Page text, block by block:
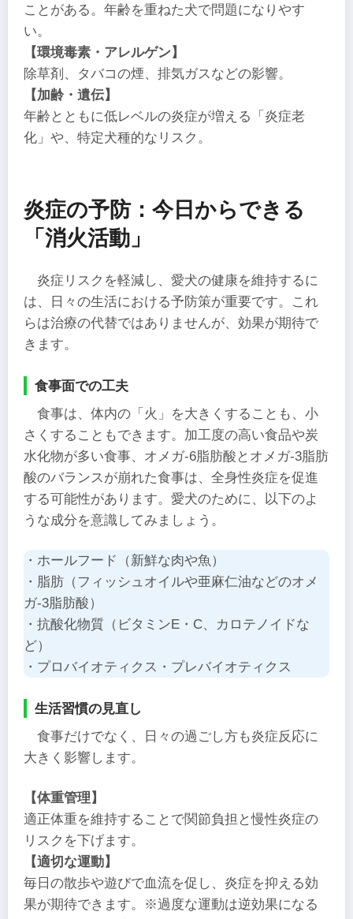
ことがある。年齢を重ねた犬で問題になりやす
い。
【環境毒素・アレルゲン】
除草剤、タバコの煙、排気ガスなどの影響。
【加齢・遺伝】
年齢とともに低レベルの炎症が増える「炎症老
化」や、特定犬種的なリスク。
炎症の予防：今日からできる
「消火活動」
炎症リスクを軽減し、愛犬の健康を維持するに
は、日々の生活における予防策が重要です。これ
らは治療の代替ではありませんが、効果が期待で
きます。
食事面での工夫
食事は、体内の「火」を大きくすることも、小
さくすることもできます。加工度の高い食品や炭
水化物が多い食事、オメガ-6脂肪酸とオメガ-3脂肪
酸のバランスが崩れた食事は、全身性炎症を促進
する可能性があります。愛犬のために、以下のよ
うな成分を意識してみましょう。
・ホールフード（新鮮な肉や魚）
・脂肪（フィッシュオイルや亜麻仁油などのオメ
ガ-3脂肪酸）
・抗酸化物質（ビタミンE・C、カロテノイドな
ど）
・プロバイオティクス・プレバイオティクス
生活習慣の見直し
食事だけでなく、日々の過ごし方も炎症反応に
大きく影響します。
【体重管理】
適正体重を維持することで関節負担と慢性炎症の
リスクを下げます。
【適切な運動】
毎日の散歩や遊びで血流を促し、炎症を抑える効
果が期待できます。※過度な運動は逆効果になる